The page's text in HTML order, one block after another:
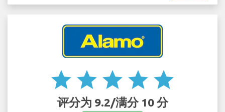
star star star star star
评分为 9.2/满分 10 分